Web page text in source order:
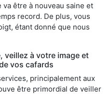
être à nouveau saine et
record. De plus, vous
étant donné que nous
veillez à votre image et
vos cafards
principalement aux
être primordial de veiller